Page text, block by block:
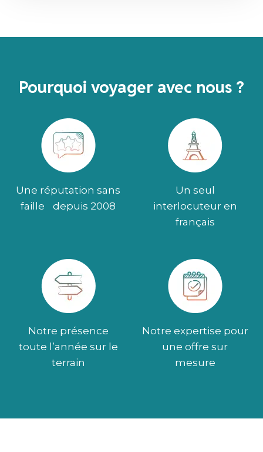
Pourquoi voyager avec nous ?
Une réputation sans
faille depuis 2008
Un seul
interlocuteur en
français
Notre présence
toute l’année sur le
terrain
Notre expertise pour
une offre sur
mesure